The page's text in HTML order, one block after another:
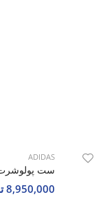
ADIDAS
8,950,000 تومان